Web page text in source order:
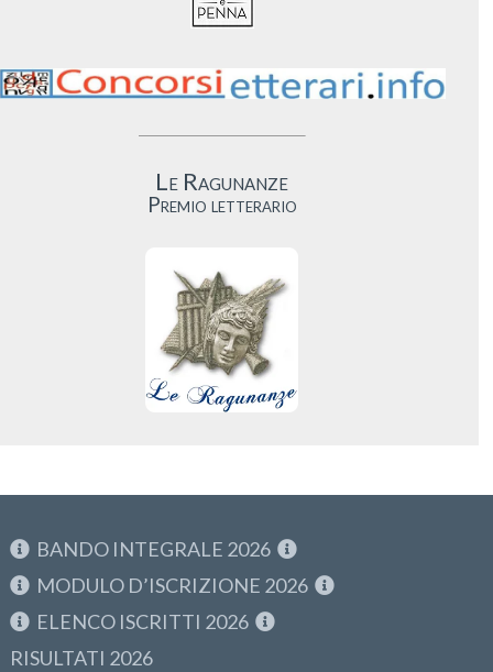
Le Ragunanze
Premio letterario
BANDO INTEGRALE 2026
MODULO D’ISCRIZIONE 2026
ELENCO ISCRITTI 2026
RISULTATI 2026